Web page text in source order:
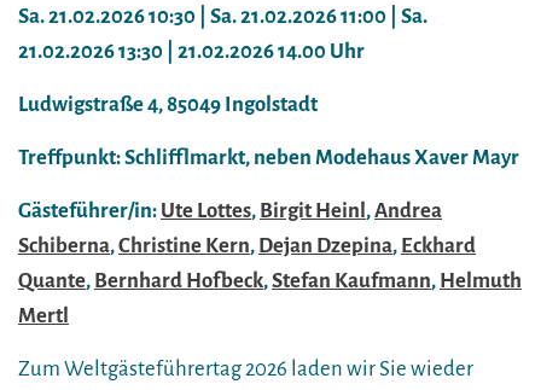
Sa. 21.02.2026 10:30 | Sa. 21.02.2026 11:00 | Sa.
21.02.2026 13:30 | 21.02.2026 14.00 Uhr
Ludwigstraße 4, 85049 Ingolstadt
Treffpunkt: Schlifflmarkt, neben Modehaus Xaver Mayr
Gästeführer/in: Ute Lottes, Birgit Heinl,Andrea
Schiberna,Christine Kern, Dejan Dzepina, Eckhard
Quante, Bernhard Hofbeck,Stefan Kaufmann, Helmuth
Mertl
Zum Weltgästeführertag 2026 laden wir Sie wieder